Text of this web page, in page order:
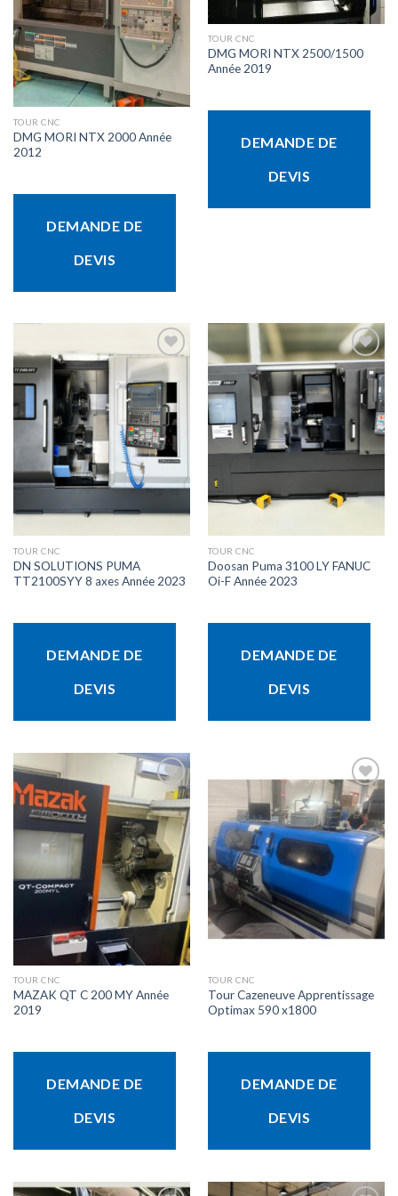
TOUR CNC
DMG MORI NTX 2000 Année
2012
DEMANDE DE
DEVIS
TOUR CNC
DMG MORI NTX 2500/1500
Année 2019
DEMANDE DE
DEVIS
Ajouter
à la liste
d’envies
TOUR CNC
DN SOLUTIONS PUMA
TT2100SYY 8 axes Année 2023
DEMANDE DE
DEVIS
Ajouter
à la liste
d’envies
TOUR CNC
Doosan Puma 3100 LY FANUC
Oi-F Année 2023
DEMANDE DE
DEVIS
Ajouter
à la liste
d’envies
TOUR CNC
MAZAK QT C 200 MY Année
2019
DEMANDE DE
DEVIS
Ajouter
à la liste
d’envies
TOUR CNC
Tour Cazeneuve Apprentissage
Optimax 590 x1800
DEMANDE DE
DEVIS